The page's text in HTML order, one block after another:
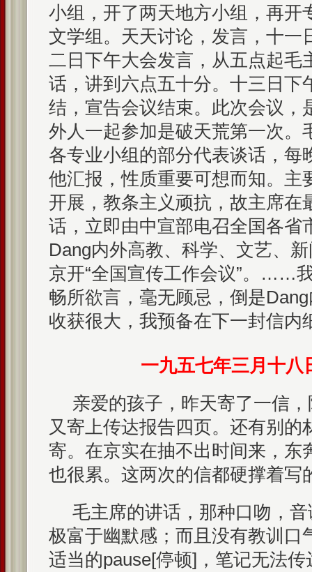
小组，开了两天地方小组，再开
文学组。天天讨论，发言，十一
二日下午大会发言，从五点起毛
话，讲到六点五十分。十三日下
结，宣告会议结束。此次会议，
外人一起参加是破天荒第一次。
各专业小组的部分代表谈话，每
他汇报，性质重要可想而知。主
开展，教条主义顽抗，故主席在
话，立即由中宣部电召全国各省
Dang内外高教、科学、文艺、
京开“全国宣传工作会议”。……
畅所欲言，毫无顾忌，倒是
收获很大，我预备在下一封信内
一九五七年三月十八
亲爱的孩子，昨天寄了一信
又寄上传达报告四页。还有别的
寄。在京实在抽不出时间来，东
也很累。这两次的信都硬撑着写
毛主席的讲话，那种口吻，
极富于幽默感；而且没有教训口
适当的pause[停顿]，笔记无法